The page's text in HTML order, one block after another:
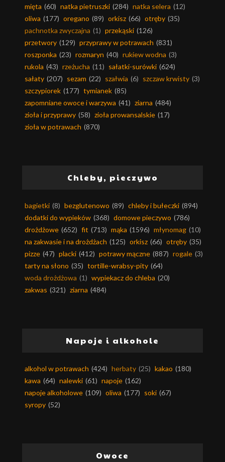
mięta (60) natka pietruszki (284) natka selera (12)
oliwa (177) oregano (89) orkisz (66) otręby (35)
pachnotka zwyczajna (1) przekąski (126)
przetwory (129) przyprawy w potrawach (831)
roszponka (23) rozmaryn (40) rukiew wodna (3)
rukola (43) rzeżucha (11) sałatki-surówki (624)
sałaty (207) sezam (22) szałwia (6) szczaw krwisty (3)
szczypiorek (177) tymianek (85)
zapomniane owoce i warzywa (41) ziarna (484)
zioła i przyprawy (58) zioła prowansalskie (17)
zioła w potrawach (870)
Chleby, pieczywo
bagietki (8) bezglutenowo (89) chleby i bułeczki (894)
dodatki do wypieków (368) domowe pieczywo (786)
drożdżowe (652) fit (713) mąka (1596) młynomag (10)
na zakwasie i na drożdżach (125) orkisz (66) otręby (35)
pizze (47) placki (412) potrawy mączne (887) rogale (3)
tarty na słono (35) tortille-wrabsy-pity (64)
woda drożdżowa (1) wypiekacz do chleba (20)
zakwas (321) ziarna (484)
Napoje i alkohole
alkohol w potrawach (424) herbaty (25) kakao (180)
kawa (64) nalewki (61) napoje (162)
napoje alkoholowe (109) oliwa (177) soki (67)
syropy (52)
Owoce